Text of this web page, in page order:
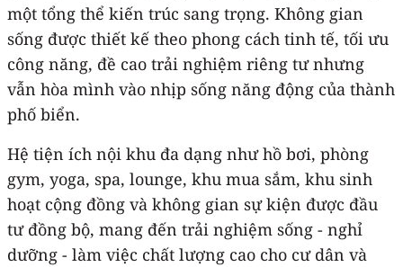
một tổng thể kiến trúc sang trọng. Không gian
sống được thiết kế theo phong cách tinh tế, tối ưu
công năng, đề cao trải nghiệm riêng tư nhưng
vẫn hòa mình vào nhịp sống năng động của thành
phố biển.
Hệ tiện ích nội khu đa dạng như hồ bơi, phòng
gym, yoga, spa, lounge, khu mua sắm, khu sinh
hoạt cộng đồng và không gian sự kiện được đầu
tư đồng bộ, mang đến trải nghiệm sống - nghỉ
dưỡng - làm việc chất lượng cao cho cư dân và